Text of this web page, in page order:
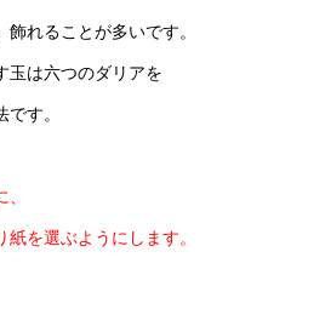
れることが多いです。
玉は六つのダリアを
す。
を選ぶようにします。